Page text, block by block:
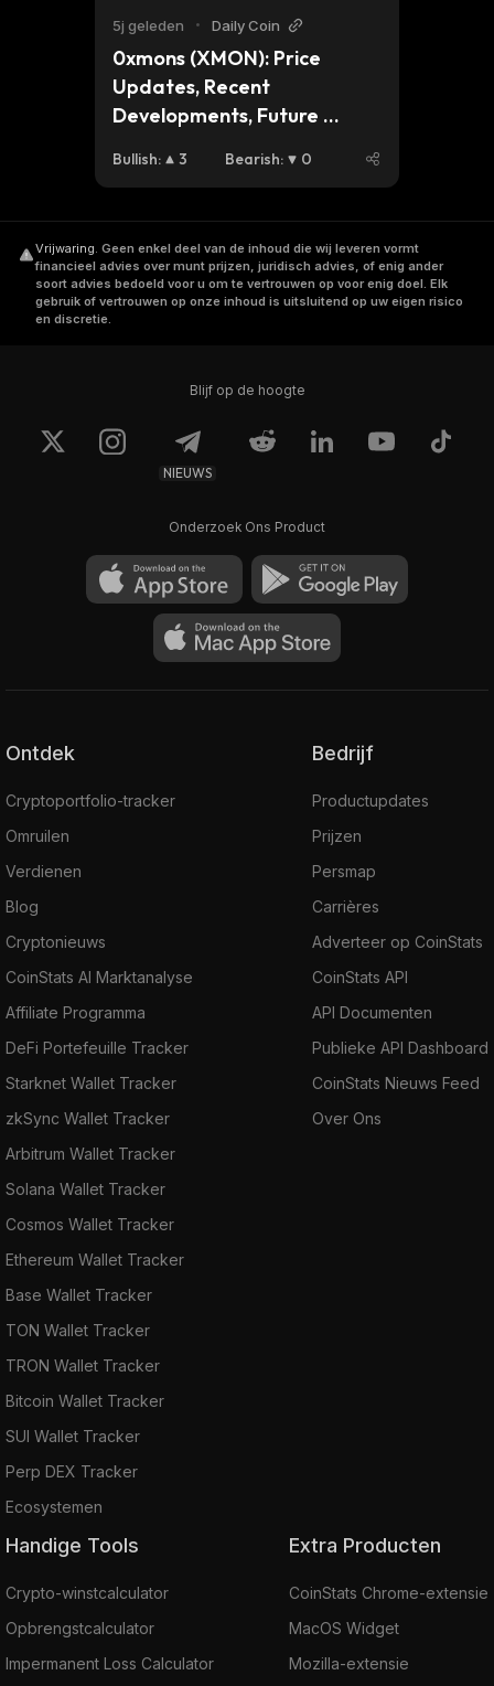
5j geleden • Daily Coin
0xmons (XMON): Price
Updates, Recent
Developments, Future
Bullish: 3 Bearish: 0
Vrijwaring. Geen enkel deel van de inhoud die wij leveren vormt
financieel advies over munt prijzen, juridisch advies, of enig ander
soort advies bedoeld voor u om te vertrouwen op voor enig doel. Elk
gebruik of vertrouwen op onze inhoud is uitsluitend op uw eigen risico
en discretie.
Blijf op de hoogte
NIEUWS
Onderzoek Ons Product
Ontdek
Cryptoportfolio-tracker
Omruilen
Verdienen
Blog
Cryptonieuws
CoinStats AI Marktanalyse
Affiliate Programma
DeFi Portefeuille Tracker
Starknet Wallet Tracker
zkSync Wallet Tracker
Arbitrum Wallet Tracker
Solana Wallet Tracker
Cosmos Wallet Tracker
Ethereum Wallet Tracker
Base Wallet Tracker
TON Wallet Tracker
TRON Wallet Tracker
Bitcoin Wallet Tracker
SUI Wallet Tracker
Perp DEX Tracker
Ecosystemen
Bedrijf
Productupdates
Prijzen
Persmap
Carrières
Adverteer op CoinStats
CoinStats API
API Documenten
Publieke API Dashboard
CoinStats Nieuws Feed
Over Ons
Handige Tools
Crypto-winstcalculator
Opbrengstcalculator
Impermanent Loss Calculator
Extra Producten
CoinStats Chrome-extensie
MacOS Widget
Mozilla-extensie